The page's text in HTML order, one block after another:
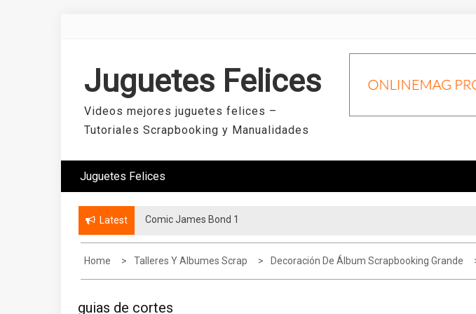
Juguetes Felices
Videos mejores juguetes felices –
Tutoriales Scrapbooking y Manualidades
Juguetes Felices
Latest Comic James Bond 1
Home Talleres Y Albumes Scrap Decoración De Álbum Scrapbooking Grande
guias de cortes